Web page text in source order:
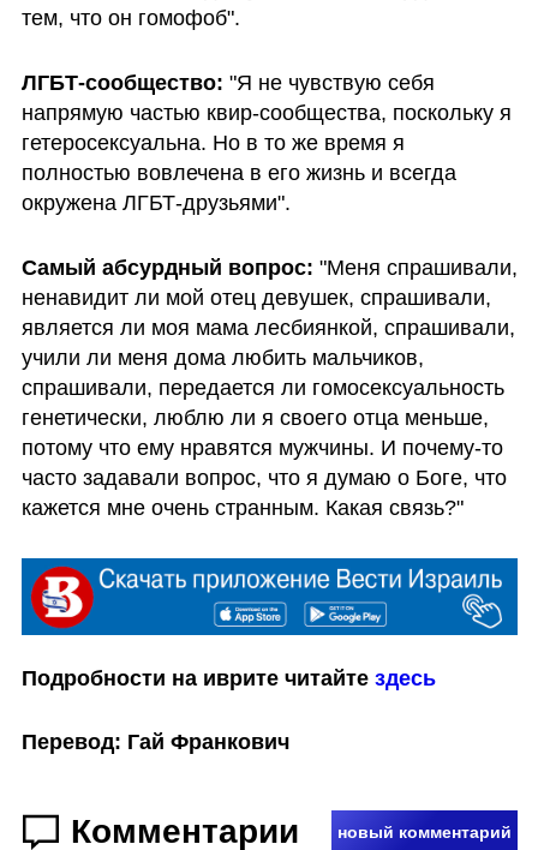
тем, что он гомофоб".
ЛГБТ-сообщество: "Я не чувствую себя
напрямую частью квир-сообщества, поскольку я
гетеросексуальна. Но в то же время я
полностью вовлечена в его жизнь и всегда
окружена ЛГБТ-друзьями".
Самый абсурдный вопрос: "Меня спрашивали,
ненавидит ли мой отец девушек, спрашивали,
является ли моя мама лесбиянкой, спрашивали,
учили ли меня дома любить мальчиков,
спрашивали, передается ли гомосексуальность
генетически, люблю ли я своего отца меньше,
потому что ему нравятся мужчины. И почему-то
часто задавали вопрос, что я думаю о Боге, что
кажется мне очень странным. Какая связь?"
Подробности на иврите читайте здесь
Перевод: Гай Франкович
Комментарии новый комментарий